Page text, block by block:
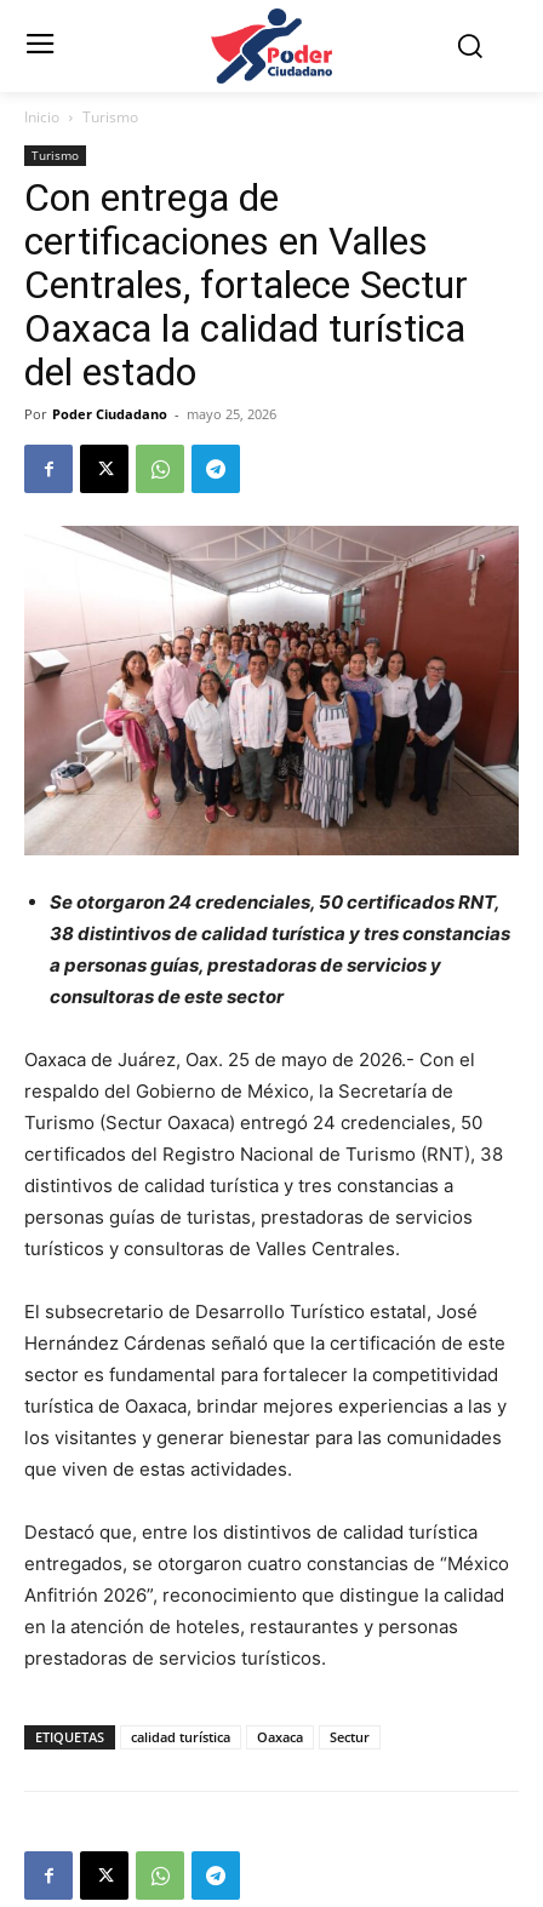
Inicio Turismo
Turismo
Con entrega de
certificaciones en Valles
Centrales, fortalece Sectur
Oaxaca la calidad turística
del estado
Por Poder Ciudadano - mayo 25, 2026
Se otorgaron 24 credenciales, 50 certificados RNT,
38 distintivos de calidad turística y tres constancias
a personas guías, prestadoras de servicios y
consultoras de este sector
Oaxaca de Juárez, Oax. 25 de mayo de 2026.- Con el
respaldo del Gobierno de México, la Secretaría de
Turismo (Sectur Oaxaca) entregó 24 credenciales, 50
certificados del Registro Nacional de Turismo (RNT), 38
distintivos de calidad turística y tres constancias a
personas guías de turistas, prestadoras de servicios
turísticos y consultoras de Valles Centrales.
El subsecretario de Desarrollo Turístico estatal, José
Hernández Cárdenas señaló que la certificación de este
sector es fundamental para fortalecer la competitividad
turística de Oaxaca, brindar mejores experiencias a las y
los visitantes y generar bienestar para las comunidades
que viven de estas actividades.
Destacó que, entre los distintivos de calidad turística
entregados, se otorgaron cuatro constancias de “México
Anfitrión 2026”, reconocimiento que distingue la calidad
en la atención de hoteles, restaurantes y personas
prestadoras de servicios turísticos.
ETIQUETAS calidad turística Oaxaca Sectur